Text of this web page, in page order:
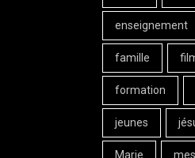
enseignement
famille
formation
jeunes
Marie